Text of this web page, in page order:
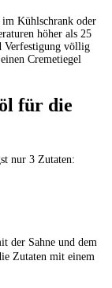
im Kühlschrank oder
höher als 25
Verfestigung völlig
einen Cremetiegel
für die
nur 3 Zutaten:
der Sahne und dem
Zutaten mit einem